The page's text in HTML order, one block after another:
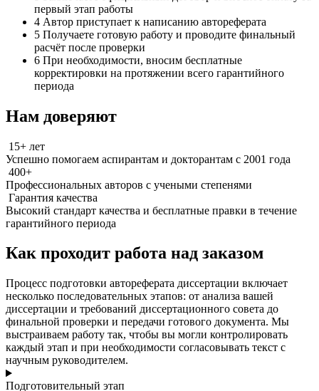
первый этап работы
4 Автор приступает к написанию автореферата
5 Получаете готовую работу и проводите финальный
расчёт после проверки
6 При необходимости, вносим бесплатные
корректировки на протяжении всего гарантийного
периода
Нам доверяют
15+ лет
Успешно помогаем аспирантам и докторантам с 2001 года
400+
Профессиональных авторов с учеными степенями
Гарантия качества
Высокий стандарт качества и бесплатные правки в течение
гарантийного периода
Как проходит работа над заказом
Процесс подготовки автореферата диссертации включает
несколько последовательных этапов: от анализа вашей
диссертации и требований диссертационного совета до
финальной проверки и передачи готового документа. Мы
выстраиваем работу так, чтобы вы могли контролировать
каждый этап и при необходимости согласовывать текст с
научным руководителем.
Подготовительный этап